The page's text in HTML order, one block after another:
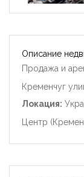
Описание
Продажа и
Кременчуг
Локация:
Центр